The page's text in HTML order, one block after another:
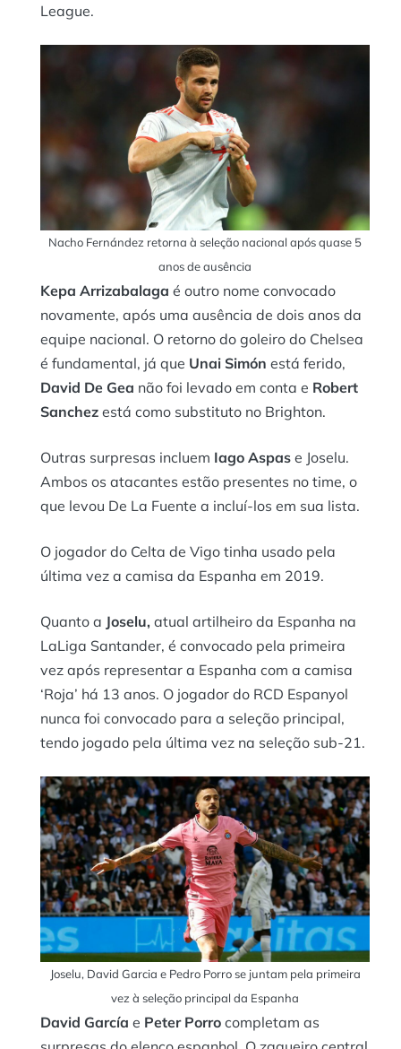
League.
Nacho Fernández retorna à seleção nacional após quase 5
anos de ausência
Kepa Arrizabalaga é outro nome convocado
novamente, após uma ausência de dois anos da
equipe nacional. O retorno do goleiro do Chelsea
é fundamental, já que Unai Simón está ferido,
David De Gea não foi levado em conta e Robert
Sanchez está como substituto no Brighton.
Outras surpresas incluem Iago Aspas e Joselu.
Ambos os atacantes estão presentes no time, o
que levou De La Fuente a incluí-los em sua lista.
O jogador do Celta de Vigo tinha usado pela
última vez a camisa da Espanha em 2019.
Quanto a Joselu, atual artilheiro da Espanha na
LaLiga Santander, é convocado pela primeira
vez após representar a Espanha com a camisa
‘Roja’ há 13 anos. O jogador do RCD Espanyol
nunca foi convocado para a seleção principal,
tendo jogado pela última vez na seleção sub-21.
Joselu, David Garcia e Pedro Porro se juntam pela primeira
vez à seleção principal da Espanha
David García e Peter Porro completam as